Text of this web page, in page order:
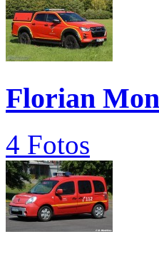
Florian
4 Fotos